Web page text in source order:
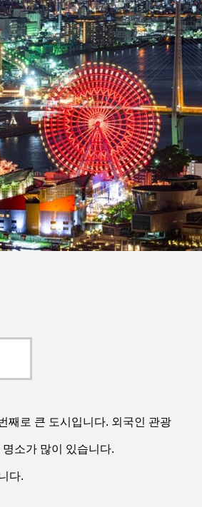
째로 큰 도시입니다. 외국인 관광
소가 많이 있습니다.
다.